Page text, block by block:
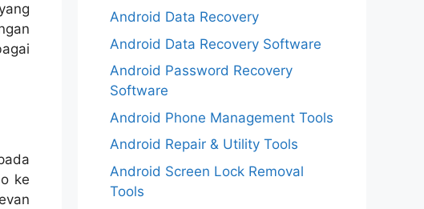
ke
Android Data Recovery
Android Data Recovery Software
Android Password Recovery
Software
Android Phone Management Tools
Android Repair & Utility Tools
Android Screen Lock Removal
Tools